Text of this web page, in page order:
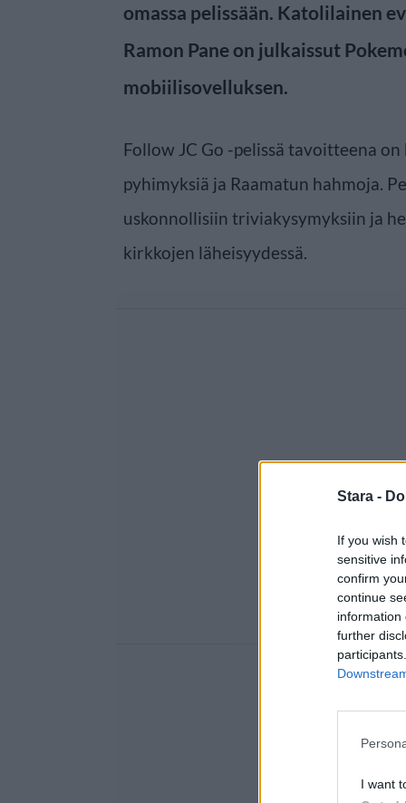
Stara -
If you wish
sensitive
confirm
continue
information
further
I want
omassa pelissään. Katolilainen
Ramon Pane on julkaissut
mobiilisovelluksen.
Follow JC Go -pelissä tavoitteena
pyhimyksiä ja Raamatun hahmoja.
uskonnollisiin triviakysymyksiin ja
kirkkojen läheisyydessä.